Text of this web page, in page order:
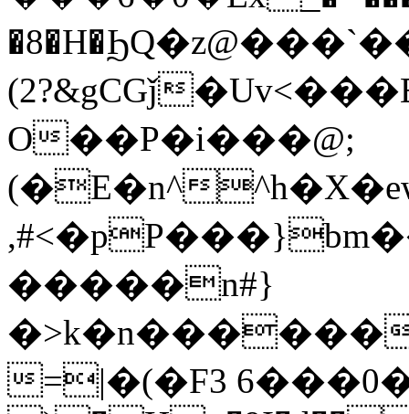
(2?&gCGǰ
O��P�i���@;
(�E�n^
�����n#}
�>k�n������
=|�(�F3